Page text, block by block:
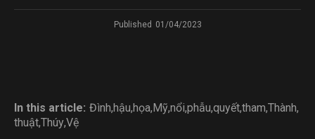
Published 01/04/2023
In this article: Đình,hậu,họa,Mỹ,nổi,phẫu,quyết,tham,Thành,
thuật,Thúy,Vệ